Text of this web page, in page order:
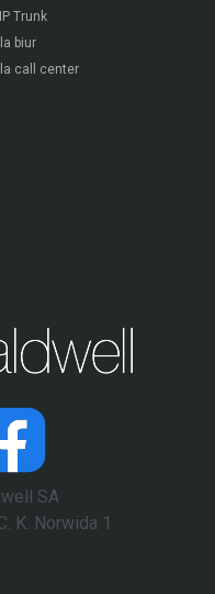
Trunk
biur
call center
SA
K. Norwida 1